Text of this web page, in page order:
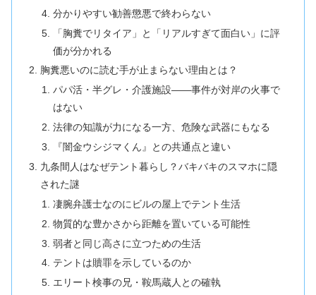
分かりやすい勧善懲悪で終わらない
「胸糞でリタイア」と「リアルすぎて面白い」に評
価が分かれる
胸糞悪いのに読む手が止まらない理由とは？
パパ活・半グレ・介護施設――事件が対岸の火事で
はない
法律の知識が力になる一方、危険な武器にもなる
『闇金ウシジマくん』との共通点と違い
九条間人はなぜテント暮らし？バキバキのスマホに隠
された謎
凄腕弁護士なのにビルの屋上でテント生活
物質的な豊かさから距離を置いている可能性
弱者と同じ高さに立つための生活
テントは贖罪を示しているのか
エリート検事の兄・鞍馬蔵人との確執